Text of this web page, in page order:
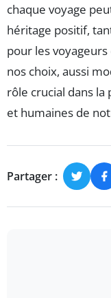
chaque voyage
héritage positif,
pour les
nos choix, aussi
rôle crucial dans
et humaines de
Partager :